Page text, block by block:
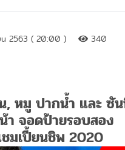
2563 ( 20:00 ) 340
, หมู ปากน้ำ และ ซั
จอดป้ายรอบสอง
ชมเปี้ยนชิพ 2020